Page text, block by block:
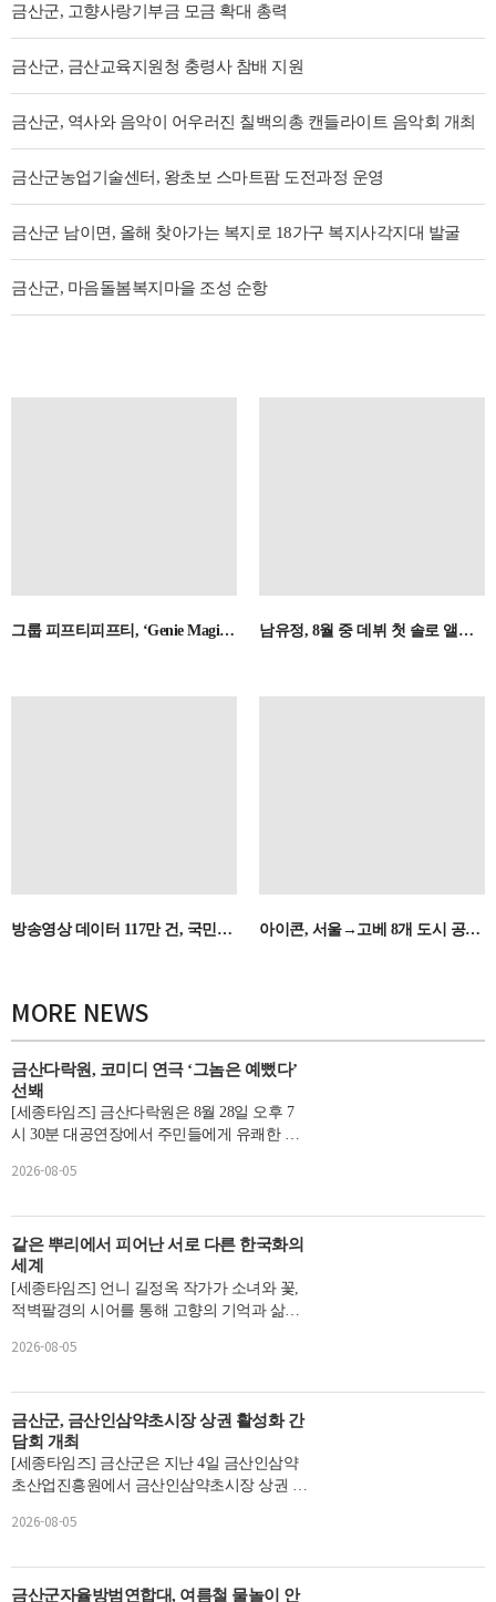
금산군, 고향사랑기부금 모금 확대 총력
금산군, 금산교육지원청 충령사 참배 지원
금산군, 역사와 음악이 어우러진 칠백의총 캔들라이트 음악회 개최
금산군농업기술센터, 왕초보 스마트팜 도전과정 운영
금산군 남이면, 올해 찾아가는 복지로 18가구 복지사각지대 발굴
금산군, 마음돌봄복지마을 조성 순항
그룹 피프티피프티, ‘Genie Magic’ 으로 ‘논스탑’ 재출격…눈호강 퍼포먼스 예고 남유정, 8월 중 데뷔 첫 솔로 앨범 발매 확정…리메이크로 채운다
방송영상 데이터 117만 건, 국민에 개방 아이콘, 서울→고베 8개 도시 공연 성료…월드투어 순항 중
MORE NEWS
금산다락원, 코미디 연극 ‘그놈은 예뻤다’
선봬
[세종타임즈] 금산다락원은 8월 28일 오후 7
시 30분 대공연장에서 주민들에게 유쾌한 웃
연극 ‘그놈은 예뻤...
2026-08-05
같은 뿌리에서 피어난 서로 다른 한국화의
세계
[세종타임즈] 언니 길정옥 작가가 소녀와 꽃,
적벽팔경의 시어를 통해 고향의 기억과 삶의
묵의 결 위에 ...
2026-08-05
금산군, 금산인삼약초시장 상권 활성화 간
담회 개최
[세종타임즈] 금산군은 지난 4일 금산인삼약
초산업진흥원에서 금산인삼약초시장 상권 활
역 상권 활성화를...
2026-08-05
금산군자율방범연합대, 여름철 물놀이 안